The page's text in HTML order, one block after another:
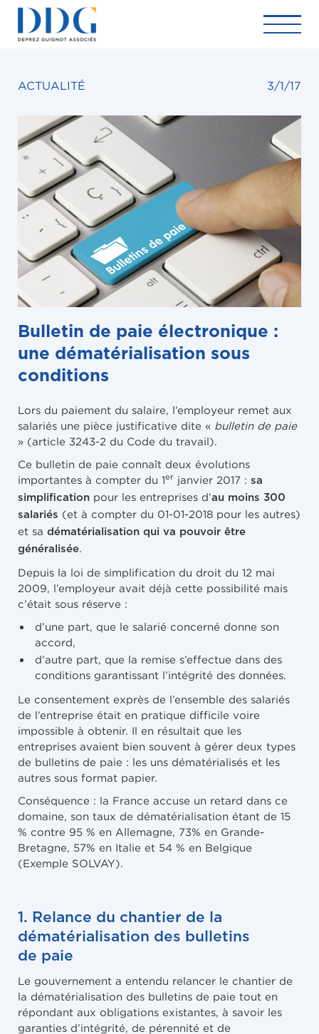
ACTUALITÉ 3/1/17
Bulletin de paie électronique :
une dématérialisation sous
conditions
Lors du paiement du salaire, l’employeur remet aux
salariés une pièce justificative dite « bulletin de paie
» (article 3243-2 du Code du travail).
Ce bulletin de paie connaît deux évolutions
importantes à compter du 1er janvier 2017 : sa
simplification pour les entreprises d’au moins 300
salariés (et à compter du 01-01-2018 pour les autres)
et sa dématérialisation qui va pouvoir être
généralisée
Depuis la loi de simplification du droit du 12 mai
2009, l’employeur avait déjà cette possibilité mais
c’était sous réserve :
d’une part, que le salarié concerné donne son
accord,
d’autre part, que la remise s’effectue dans des
conditions garantissant l’intégrité des données.
Le consentement exprès de l’ensemble des salariés
de l’entreprise était en pratique difficile voire
impossible à obtenir. Il en résultait que les
entreprises avaient bien souvent à gérer deux types
de bulletins de paie : les uns dématérialisés et les
autres sous format papier.
Conséquence : la France accuse un retard dans ce
domaine, son taux de dématérialisation étant de 15
% contre 95 % en Allemagne, 73% en Grande-
Bretagne, 57% en Italie et 54 % en Belgique
(Exemple SOLVAY).
1. Relance du chantier de la
dématérialisation des bulletins
de paie
Le gouvernement a entendu relancer le chantier de
la dématérialisation des bulletins de paie tout en
répondant aux obligations existantes, à savoir les
garanties d’intégrité, de pérennité et de